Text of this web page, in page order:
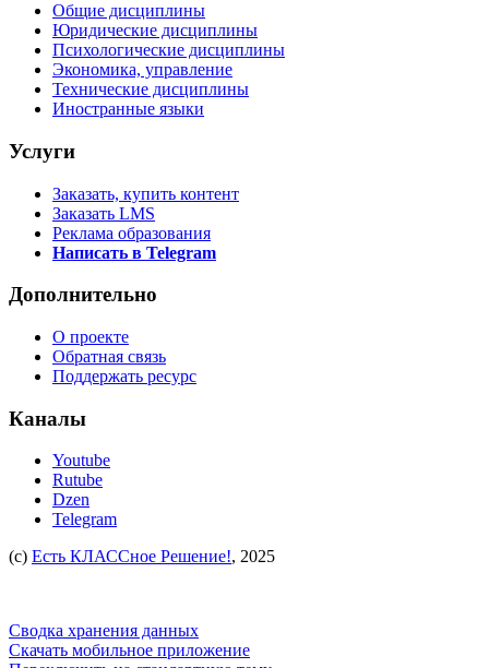
Общие дисциплины
Юридические дисциплины
Психологические дисциплины
Экономика, управление
Технические дисциплины
Иностранные языки
Услуги
Заказать, купить контент
Заказать LMS
Реклама образования
Написать в Telegram
Дополнительно
О проекте
Обратная связь
Поддержать ресурс
Каналы
Youtube
Rutube
Dzen
Telegram
(c) Есть КЛАССное Решение!, 2025
Сводка хранения данных
Скачать мобильное приложение